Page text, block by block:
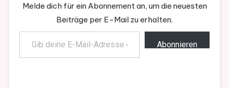
Melde dich für ein Abonnement an, um die neuesten
Beiträge per E-Mail zu erhalten.
Gib deine E-Mail-Adresse ein ...
Abonnieren